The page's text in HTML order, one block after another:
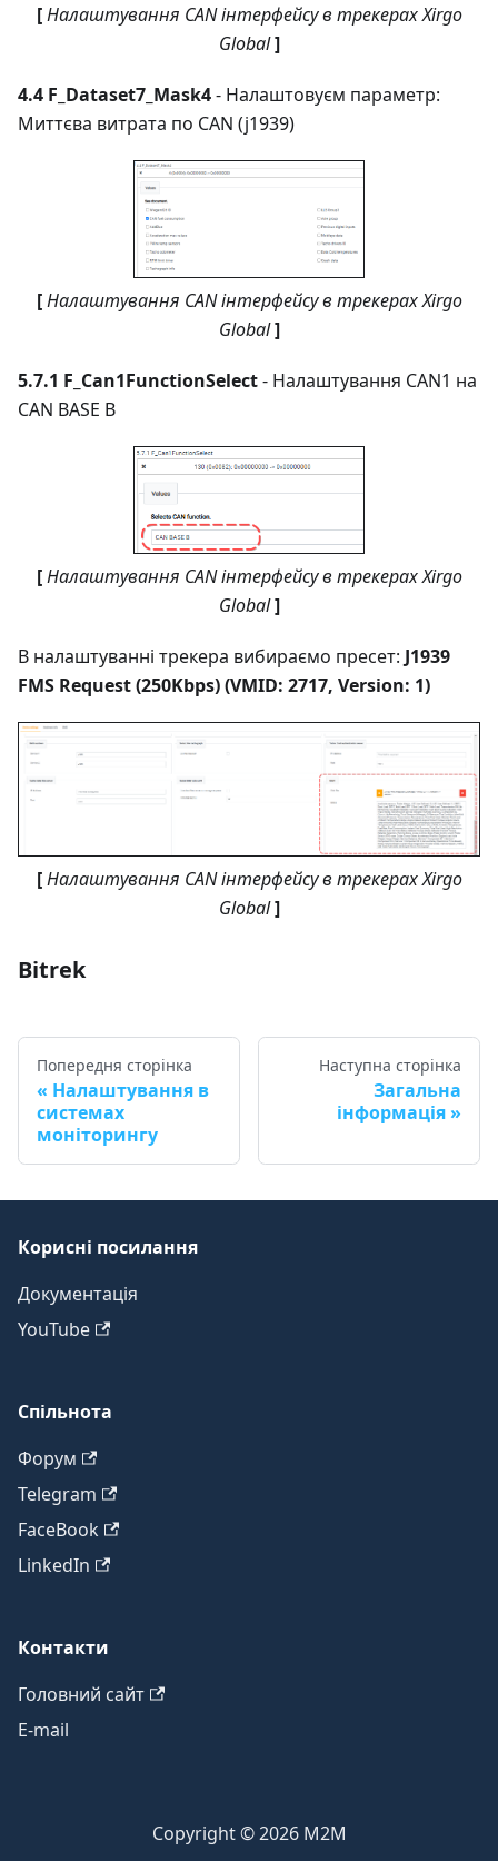
[ Налаштування CAN інтерфейсу в трекерах Xirgo
Global ]
4.4 F_Dataset7_Mask4- Налаштовуєм параметр:
Миттєва витрата по CAN (j1939)
[ Налаштування CAN інтерфейсу в трекерах Xirgo
Global ]
5.7.1 F_Can1FunctionSelect- Налаштування CAN1 на
CAN BASE B
[ Налаштування CAN інтерфейсу в трекерах Xirgo
Global ]
В налаштуванні трекера вибираємо пресет: J1939
FMS Request (250Kbps) (VMID: 2717, Version: 1)
[ Налаштування CAN інтерфейсу в трекерах Xirgo
Global ]
Bitrek
Попередня сторінка
Налаштування в
системах
моніторингу
Наступна сторінка
Загальна
інформація
Корисні посилання
Документація
YouTube
Спільнота
Форум
Telegram
FaceBook
LinkedIn
Контакти
Головний сайт
E-mail
Copyright © 2026 M2M